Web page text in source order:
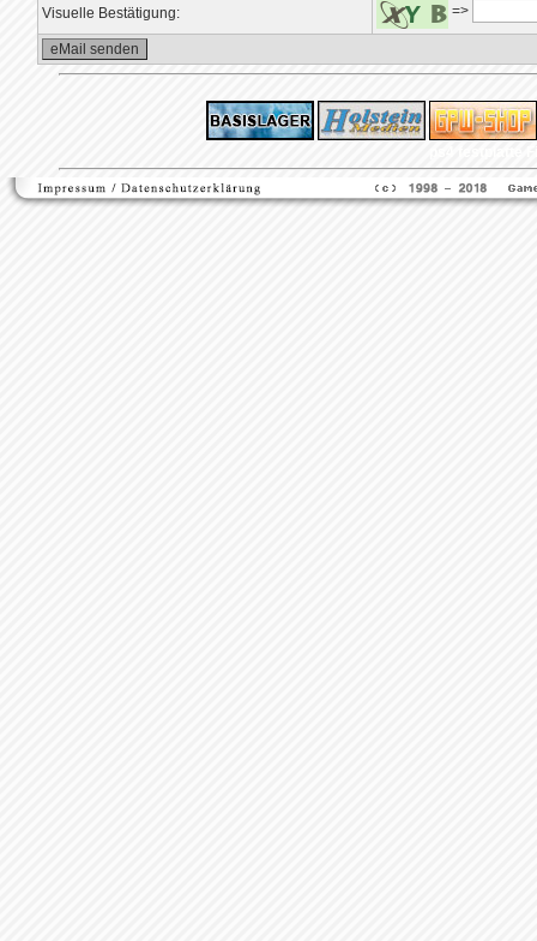
Visuelle Bestätigung: =>